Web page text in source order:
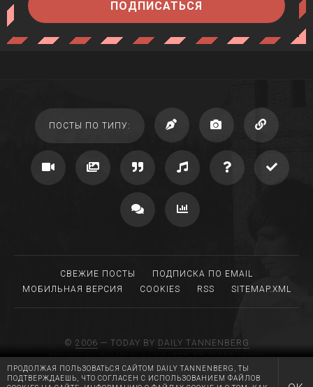
ПОДПИСАТЬСЯ
ПОСТЫ ПО ТИПУ:
СВЕЖИЕ ПОСТЫ
ПОДПИСКА ПО EMAIL
МОБИЛЬНАЯ ВЕРСИЯ
COOKIES RSS SITEMAP.XML
© 2006 — TODAY BY DAILY TANNENBERG
DRIVEN BY TUMBLR, MIGRATED TO WORDPRESS
MADE WITH LOVE AT RGB MEDIA
HUGS AND KISSES TO A.T.
ПРОДОЛЖАЯ ПОЛЬЗОВАТЬСЯ САЙТОМ DAILY TANNENBERG, ТЫ
ПОДТВЕРЖДАЕШЬ, ЧТО СОГЛАСЕН С ИСПОЛЬЗОВАНИЕМ ФАЙЛОВ